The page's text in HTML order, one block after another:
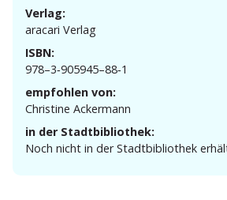
Verlag:
aracari Verlag
ISBN:
978–3‑905945–88‑1
empfohlen von:
Christine Ackermann
in der Stadtbibliothek:
Noch nicht in der Stadt­bi­bliothek